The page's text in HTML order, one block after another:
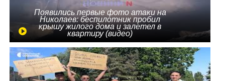
Появились первые фото атаки на
Николаев: беспилотник пробил
крышу жилого дома и залетел в
квартиру (видео)